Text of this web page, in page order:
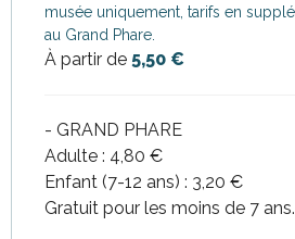
musée uniquement, tarifs en
au Grand Phare.
À partir de 5,50 €
- GRAND PHARE
Adulte : 4,80 €
Enfant (7-12 ans) : 3,20 €
Gratuit pour les moins de 7 ans.